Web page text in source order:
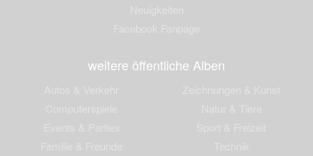
weitere öffentliche Alben